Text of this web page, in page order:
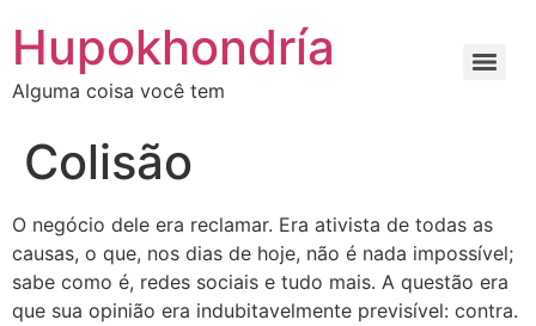
para
conteúdo
Hupokhondría
Alguma coisa você tem
Colisão
O negócio dele era reclamar. Era ativista de todas as
causas, o que, nos dias de hoje, não é nada impossível;
sabe como é, redes sociais e tudo mais. A questão era
que sua opinião era indubitavelmente previsível: contra.